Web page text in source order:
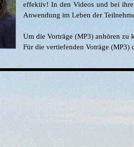
effektiv! In den Videos und bei
Anwendung im Leben der
Um die Vorträge (MP3) anhören zu
Für die vertiefenden Voträge (MP3)